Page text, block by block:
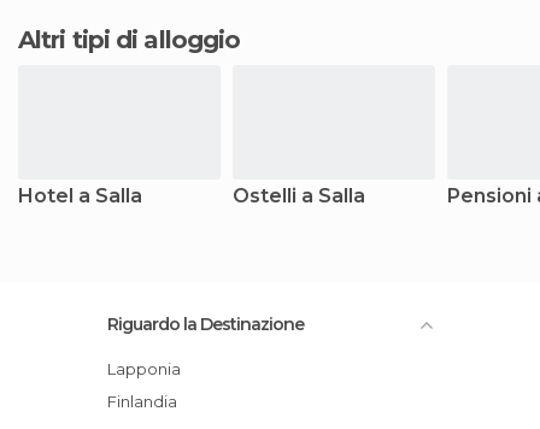
Altri tipi di alloggio
Hotel a Salla Ostelli a Salla Pensioni
Riguardo la Destinazione
Lapponia
Finlandia